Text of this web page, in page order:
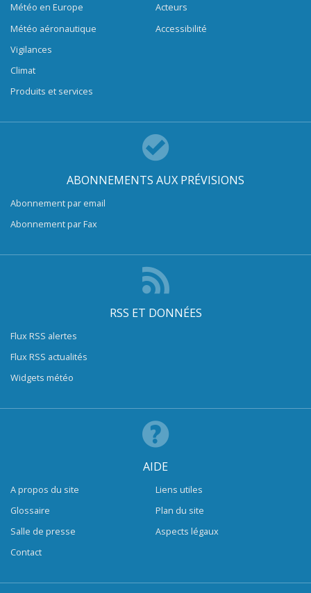
Météo en Europe
Météo aéronautique
Vigilances
Climat
Produits et services
Acteurs
Accessibilité
ABONNEMENTS AUX PRÉVISIONS
Abonnement par email
Abonnement par Fax
RSS ET DONNÉES
Flux RSS alertes
Flux RSS actualités
Widgets météo
AIDE
A propos du site
Glossaire
Salle de presse
Contact
Liens utiles
Plan du site
Aspects légaux